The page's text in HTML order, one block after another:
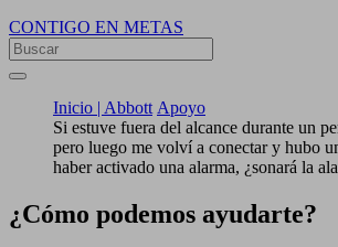
CONTIGO EN METAS
Inicio | Abbott Apoyo
Si estuve fuera del alcance durante un
pero luego me volví a conectar y hubo
haber activado una alarma, ¿sonará la
¿Cómo podemos ayudarte?